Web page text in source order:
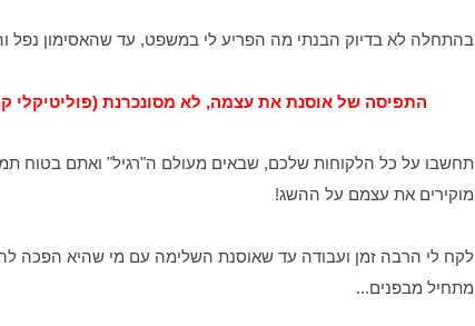
בהתחלה לא בדיוק הבנתי מה הפריע לי במשפט, עד שהאסימון נפל
התפיסה של אוסנת את עצמה, לא מסונכרנת (פוליטיקלי
תחשבו על כל הלקוחות שלכם, שבאים מעולם ה"רגיל" ואתם
מוקירים את עצמם על ההשג!
לקח לי הרבה זמן ועבודה עד שאוסנת השלימה עם מי שהיא הפכה
מתחיל מבפנים...